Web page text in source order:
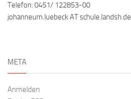
Telefon: 0451/ 122853-00
johanneum.luebeck AT schule.landsh.de
META
Anmelden